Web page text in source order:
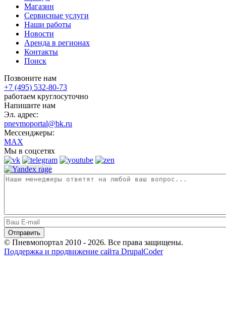
Магазин
Сервисные услуги
Наши работы
Новости
Аренда в регионах
Контакты
Поиск
Позвоните нам
+7 (495) 532-80-73
работаем круглосуточно
Напишите нам
Эл. адрес:
pnevmoportal@bk.ru
Мессенджеры:
MAX
Мы в соцсетях
© Пневмопортал 2010 - 2026. Все права защищены.
Поддержка и продвижение сайта DrupalCoder